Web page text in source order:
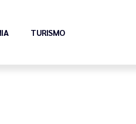
TURISMO